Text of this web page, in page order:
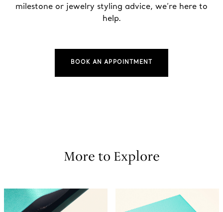
milestone or jewelry styling advice, we’re here to
help.
BOOK AN APPOINTMENT
More to Explore